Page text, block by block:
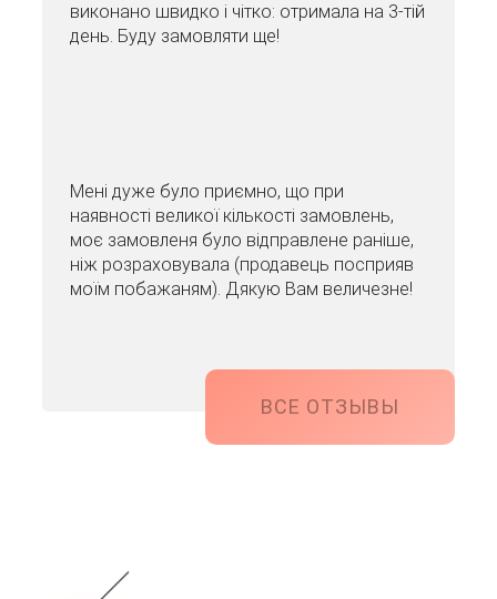
виконано швидко і чітко: отримала на 3-тій
день. Буду замовляти ще!
Мені дуже було приємно, що при
наявності великої кількості замовлень,
моє замовленя було відправлене раніше,
ніж розраховувала (продавець посприяв
моїм побажаням). Дякую Вам величезне!
ВСЕ ОТЗЫВЫ